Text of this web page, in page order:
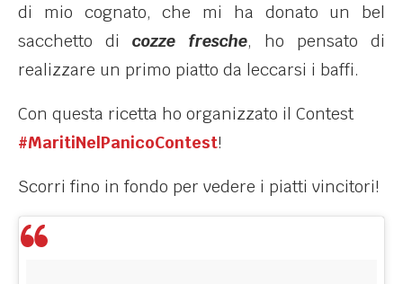
di mio cognato, che mi ha donato un bel
sacchetto dicozze fresche, ho pensato di
realizzare un primo piatto da leccarsi i baffi.
Con questa ricetta ho organizzato il Contest
#MaritiNelPanicoContest!
Scorri fino in fondo per vedere i piatti vincitori!